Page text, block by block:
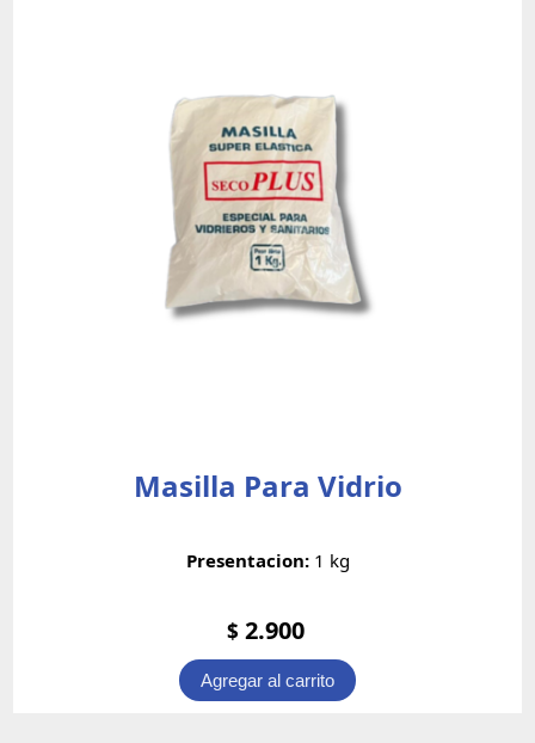
Masilla Para Vidrio
Presentacion: 1 kg
$ 2.900
Agregar al carrito